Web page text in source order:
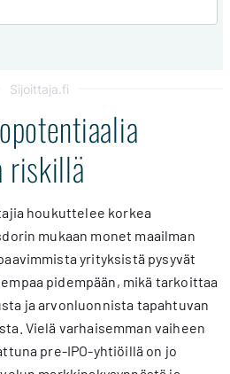
Sijoittaja.fi
riskillä
houkuttelee korkea
mukaan monet maailman
yrityksistä pysyvät
pidempään, mikä tarkoittaa
ja arvonluonnista tapahtuvan
Vielä varhaisemman vaiheen
pre-IPO-yhtiöillä on jo